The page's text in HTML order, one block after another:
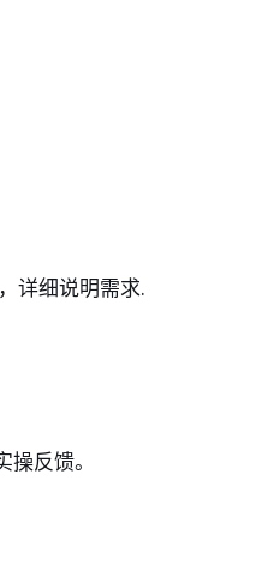
详细说明需求.
反馈。